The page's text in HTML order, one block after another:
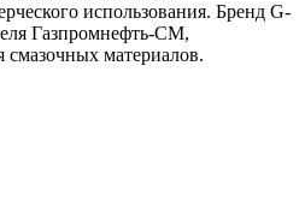
использования. Бренд G-
Газпромнефть-СМ,
смазочных материалов.